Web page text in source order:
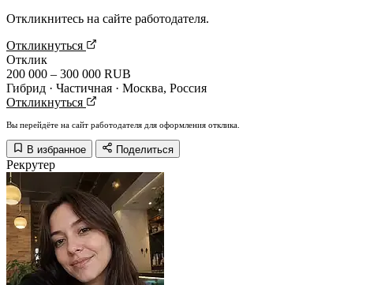
Откликнитесь на сайте работодателя.
Откликнуться
Отклик
200 000 – 300 000 RUB
Гибрид · Частичная · Москва, Россия
Откликнуться
Вы перейдёте на сайт работодателя для оформления отклика.
В избранное Поделиться
Рекрутер